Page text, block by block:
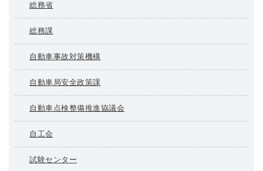
総務省
総務課
自動車事故対策機構
自動車局安全政策課
自動車点検整備推進協議会
自工会
試験センター